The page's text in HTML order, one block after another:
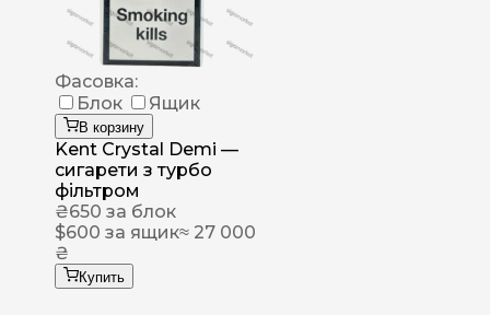
Фасовка:
Блок
Ящик
В корзину
Kent Crystal Demi —
сигарети з турбо
фільтром
₴650 за блок
$600 за ящик≈ 27 000
₴
Купить